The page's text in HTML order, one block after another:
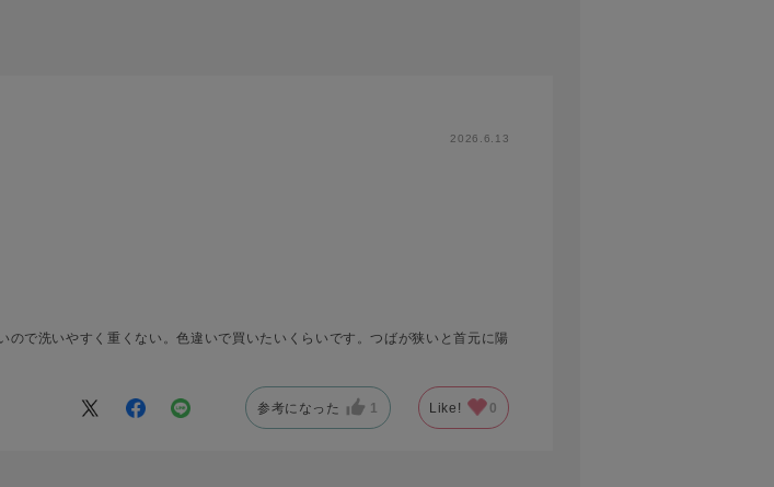
2026.6.13
で洗いやすく重くない。色違いで買いたいくらいです。つばが狭いと首元に陽
参考になった 1 Like! 0